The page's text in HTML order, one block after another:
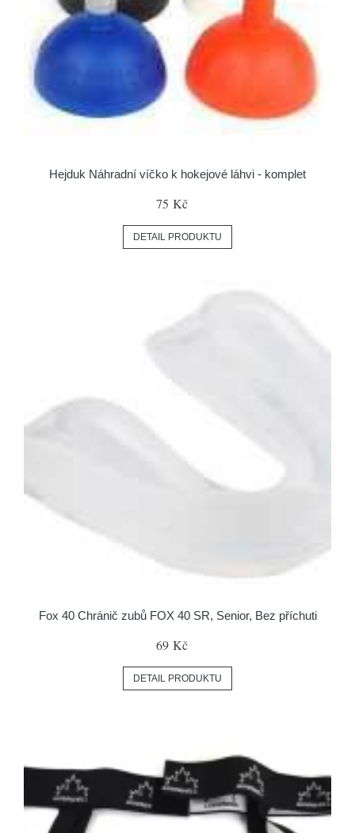
Hejduk Náhradní víčko k hokejové láhvi - komplet
75 Kč
DETAIL PRODUKTU
Fox 40 Chránič zubů FOX 40 SR, Senior, Bez příchuti
69 Kč
DETAIL PRODUKTU